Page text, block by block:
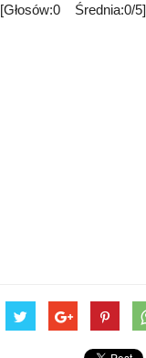
[Głosów:0 Średnia:0/5]